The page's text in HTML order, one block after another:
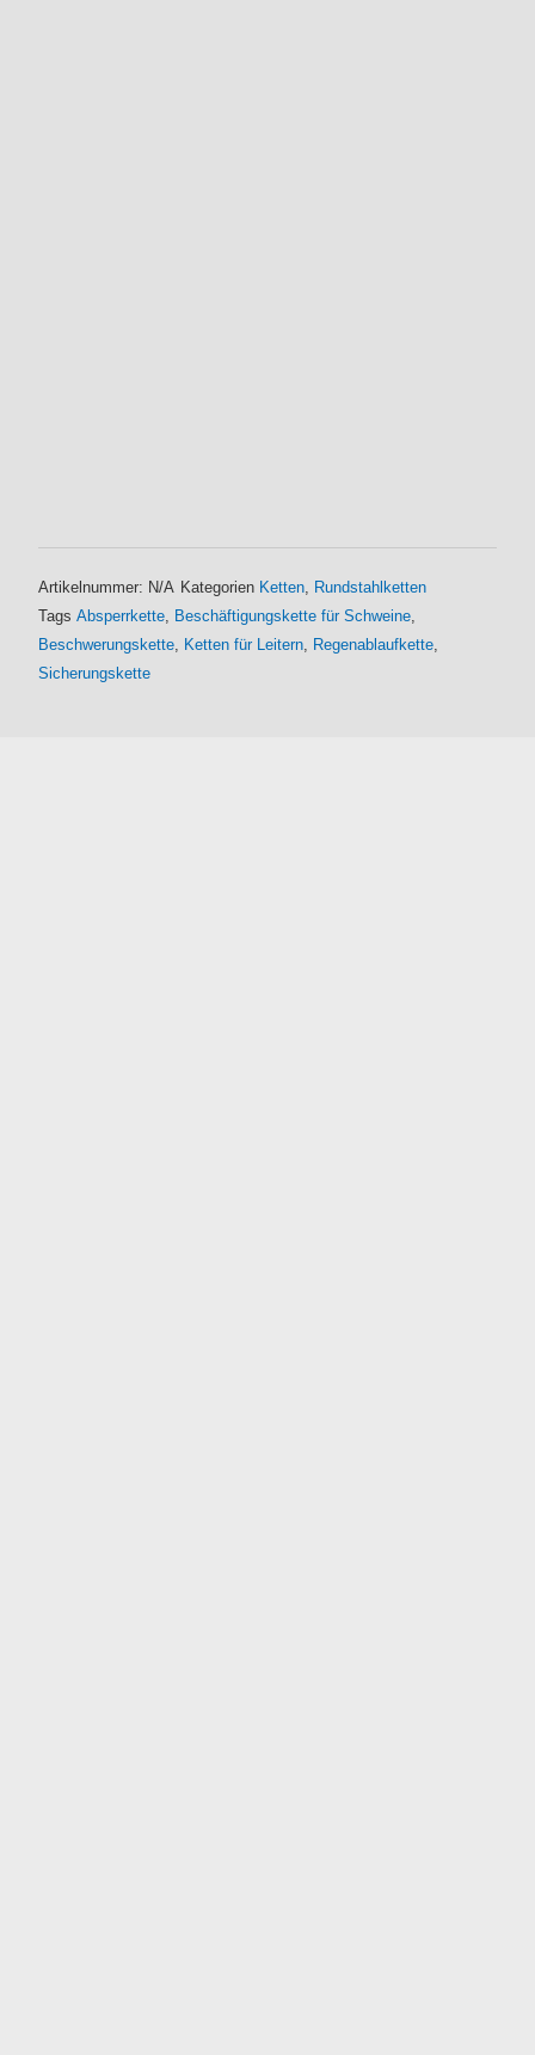
Artikelnummer: N/A Kategorien Ketten, Rundstahlketten
Tags Absperrkette, Beschäftigungskette für Schweine,
Beschwerungskette, Ketten für Leitern, Regenablaufkette,
Sicherungskette